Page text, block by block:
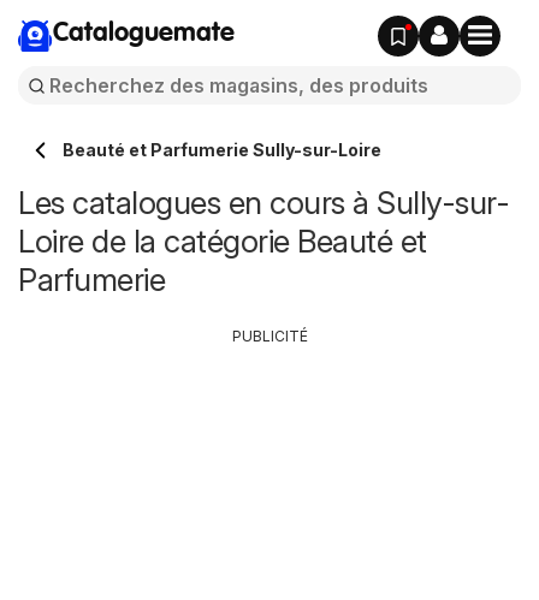
Cataloguemate
Beauté et Parfumerie Sully-sur-Loire
Les catalogues en cours à Sully-sur-
Loire de la catégorie Beauté et
Parfumerie
PUBLICITÉ